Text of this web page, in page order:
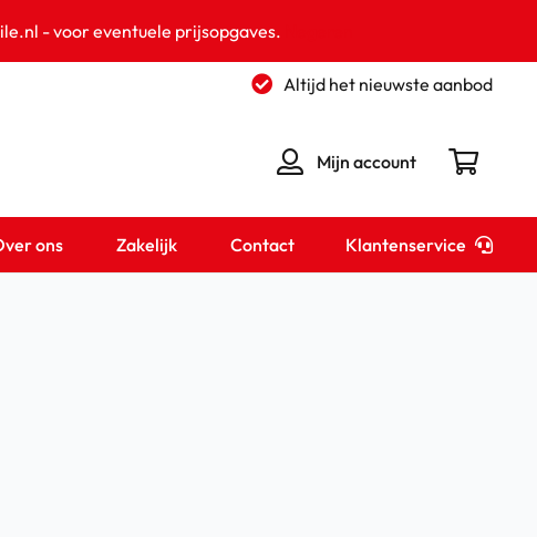
- voor eventuele prijsopgaves.
Altijd het nieuwste aanbod
Mijn account
ons Zakelijk Contact Klantenservice